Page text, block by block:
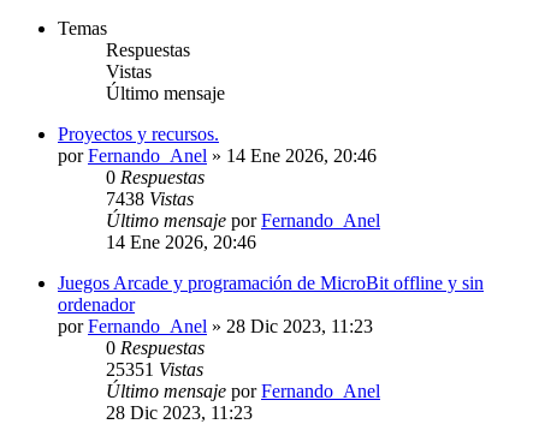
Temas
Respuestas
Vistas
Último mensaje
Proyectos y recursos.
porFernando_Anel » 14 Ene 2026, 20:46
0 Respuestas
7438 Vistas
Último mensaje porFernando_Anel
14 Ene 2026, 20:46
Juegos Arcade y programación de MicroBit offline y sin
ordenador
porFernando_Anel » 28 Dic 2023, 11:23
0 Respuestas
25351 Vistas
Último mensaje porFernando_Anel
28 Dic 2023, 11:23